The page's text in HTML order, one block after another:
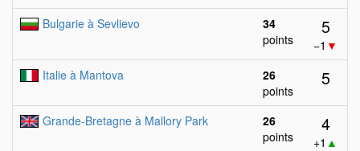
Bulgarie à Sevlievo
34
points
5
−1 ▼
Italie à Mantova
26
points
5
Grande-Bretagne à Mallory Park
26
points
4
+1 ▲